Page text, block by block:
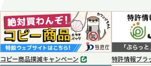
コピー商品撲滅キャンペーン 特許情報プラ